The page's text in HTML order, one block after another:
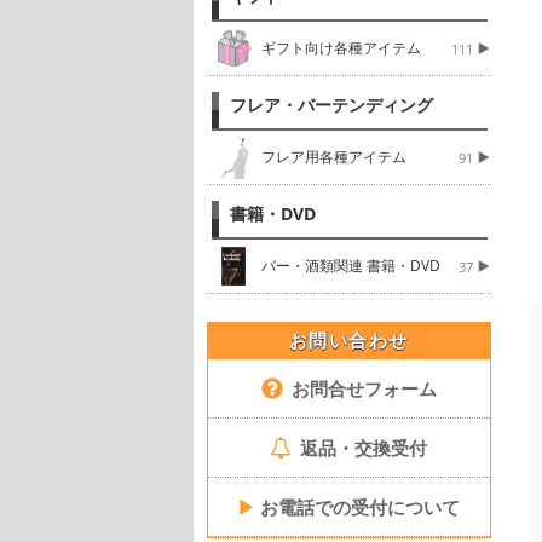
ギフト向け各種アイテム 111
フレア・バーテンディング
フレア用各種アイテム 91
書籍・DVD
バー・酒類関連 書籍・DVD 37
お問い合わせ
お問合せフォーム
返品・交換受付
▶ お電話での受付について